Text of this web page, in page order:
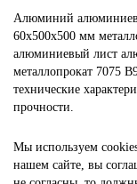
Алюминий
60х500х500 мм
алюминиевый лист
металлопрокат 7075
технические
прочности.
Мы используем
нашем сайте, вы